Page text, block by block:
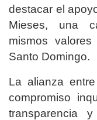
destacar el
Mieses, una
mismos
Santo Domingo.
La alianza
compromiso
transparencia